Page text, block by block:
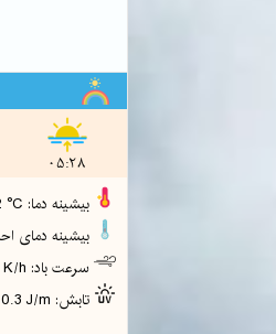
05:28
0 K/h :سرعت باد